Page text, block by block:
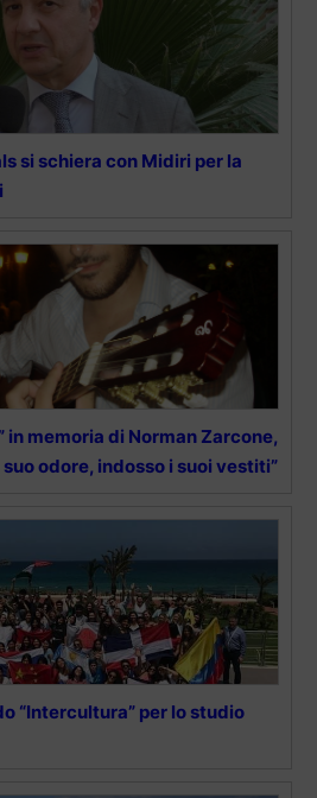
si schiera con Midiri per la
in memoria di Norman Zarcone,
odore, indosso i suoi vestiti”
“Intercultura” per lo studio